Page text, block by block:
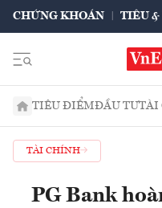
CHỨNG KHOÁN TIÊU &
TIÊU ĐIỂMĐẦU TƯTÀI
TÀI CHÍNH
PG Bank